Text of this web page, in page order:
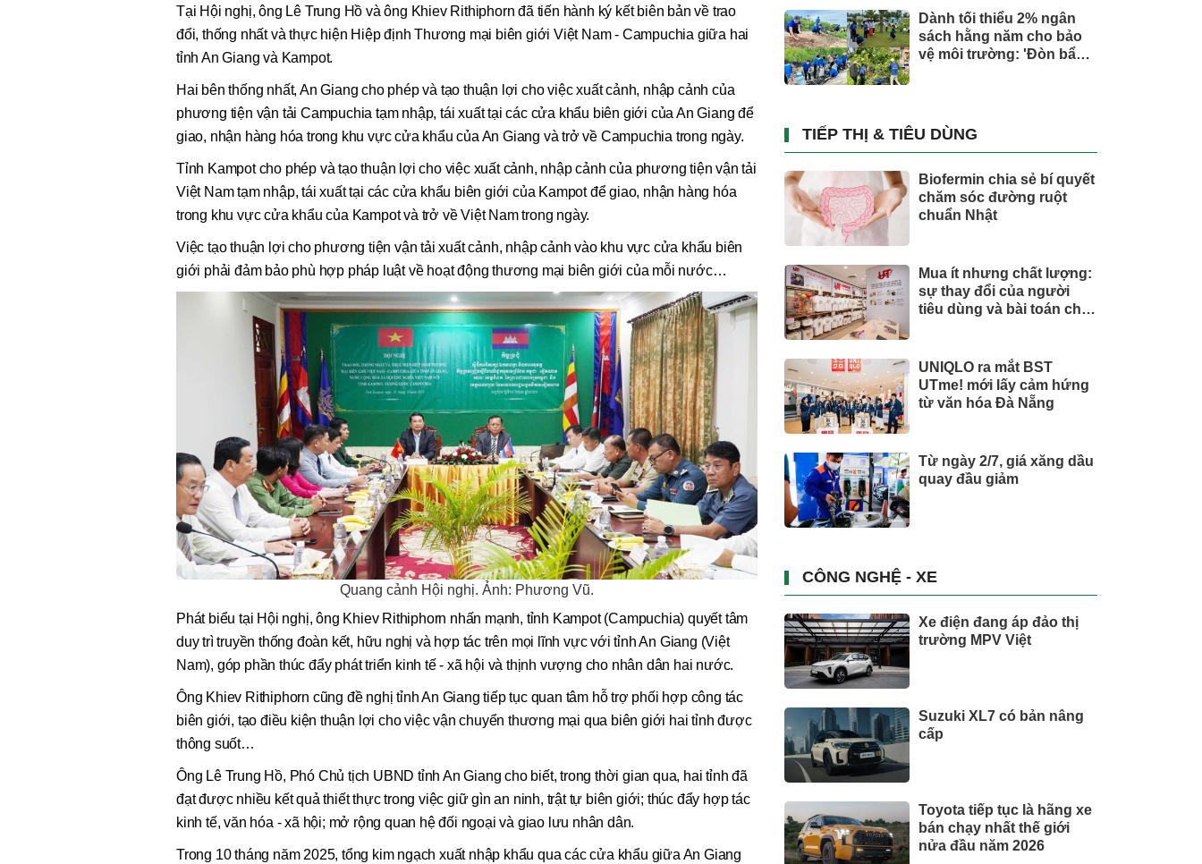
Tại Hội nghị, ông Lê Trung Hồ và ông Khiev Rithiphorn đã tiến hành ký kết biên bản về trao
đổi, thống nhất và thực hiện Hiệp định Thương mại biên giới Việt Nam - Campuchia giữa hai
tỉnh An Giang và Kampot.
Hai bên thống nhất, An Giang cho phép và tạo thuận lợi cho việc xuất cảnh, nhập cảnh của
phương tiện vận tải Campuchia tạm nhập, tái xuất tại các cửa khẩu biên giới của An Giang để
giao, nhận hàng hóa trong khu vực cửa khẩu của An Giang và trở về Campuchia trong ngày.
Tỉnh Kampot cho phép và tạo thuận lợi cho việc xuất cảnh, nhập cảnh của phương tiện vận tải
Việt Nam tạm nhập, tái xuất tại các cửa khẩu biên giới của Kampot để giao, nhận hàng hóa
trong khu vực cửa khẩu của Kampot và trở về Việt Nam trong ngày.
Việc tạo thuận lợi cho phương tiện vận tải xuất cảnh, nhập cảnh vào khu vực cửa khẩu biên
giới phải đảm bảo phù hợp pháp luật về hoạt động thương mại biên giới của mỗi nước…
Quang cảnh Hội nghị. Ảnh: Phương Vũ.
Phát biểu tại Hội nghị, ông Khiev Rithiphorn nhấn mạnh, tỉnh Kampot (Campuchia) quyết tâm
duy trì truyền thống đoàn kết, hữu nghị và hợp tác trên mọi lĩnh vực với tỉnh An Giang (Việt
Nam), góp phần thúc đẩy phát triển kinh tế - xã hội và thịnh vượng cho nhân dân hai nước.
Ông Khiev Rithiphorn cũng đề nghị tỉnh An Giang tiếp tục quan tâm hỗ trợ phối hợp công tác
biên giới, tạo điều kiện thuận lợi cho việc vận chuyển thương mại qua biên giới hai tỉnh được
thông suốt…
Ông Lê Trung Hồ, Phó Chủ tịch UBND tỉnh An Giang cho biết, trong thời gian qua, hai tỉnh đã
đạt được nhiều kết quả thiết thực trong việc giữ gìn an ninh, trật tự biên giới; thúc đẩy hợp tác
kinh tế, văn hóa - xã hội; mở rộng quan hệ đối ngoại và giao lưu nhân dân.
Trong 10 tháng năm 2025, tổng kim ngạch xuất nhập khẩu qua các cửa khẩu giữa An Giang
Dành tối thiểu 2% ngân
sách hằng năm cho bảo
vệ môi trường: 'Đòn bẩy'
TIẾP THỊ & TIÊU DÙNG
Biofermin chia sẻ bí quyết
chăm sóc đường ruột
chuẩn Nhật
Mua ít nhưng chất lượng:
sự thay đổi của người
tiêu dùng và bài toán cho
UNIQLO ra mắt BST
UTme! mới lấy cảm hứng
từ văn hóa Đà Nẵng
Từ ngày 2/7, giá xăng dầu
quay đầu giảm
CÔNG NGHỆ - XE
Xe điện đang áp đảo thị
trường MPV Việt
Suzuki XL7 có bản nâng
cấp
Toyota tiếp tục là hãng xe
bán chạy nhất thế giới
nửa đầu năm 2026